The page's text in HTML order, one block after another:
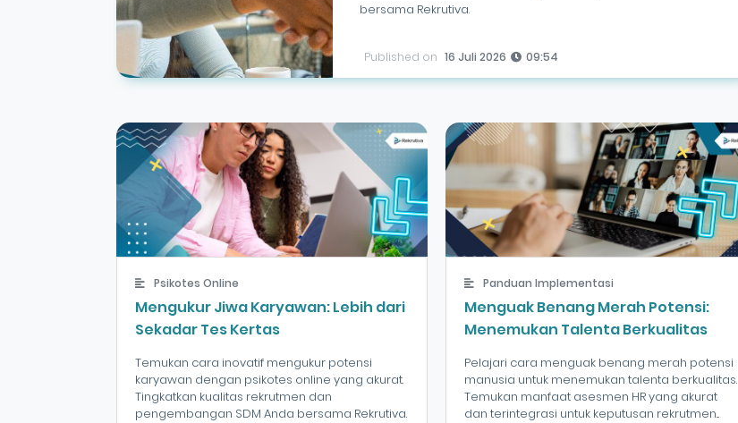
bersama Rekrutiva.
Published on 16 Juli 2026 09:54
Psikotes Online
Mengukur Jiwa Karyawan: Lebih dari
Sekadar Tes Kertas
Temukan cara inovatif mengukur potensi
karyawan dengan psikotes online yang akurat.
Tingkatkan kualitas rekrutmen dan
pengembangan SDM Anda bersama Rekrutiva.
Panduan Implementasi
Menguak Benang Merah Potensi:
Menemukan Talenta Berkualitas
Pelajari cara menguak benang merah potensi
manusia untuk menemukan talenta berkualitas.
Temukan manfaat asesmen HR yang akurat
dan terintegrasi untuk keputusan rekrutmen...